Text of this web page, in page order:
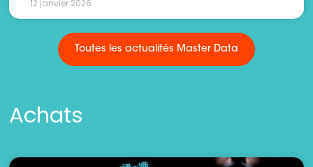
12 janvier 2026
Toutes les actualités Master Data
Achats